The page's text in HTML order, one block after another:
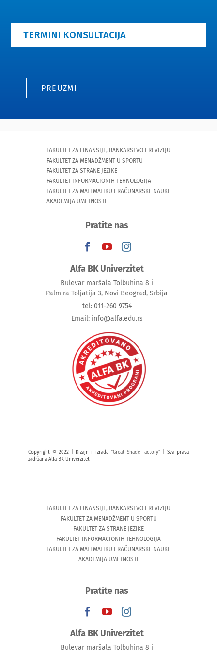
TERMINI KONSULTACIJA
PREUZMI
FAKULTET ZA FINANSIJE, BANKARSTVO I REVIZIJU
FAKULTET ZA MENADŽMENT U SPORTU
FAKULTET ZA STRANE JEZIKE
FAKULTET INFORMACIONIH TEHNOLOGIJA
FAKULTET ZA MATEMATIKU I RAČUNARSKE NAUKE
AKADEMIJA UMETNOSTI
Pratite nas
Alfa BK Univerzitet
Bulevar maršala Tolbuhina 8 i
Palmira Toljatija 3, Novi Beograd, Srbija
tel: 011-260 9754
Email: info@alfa.edu.rs
Copyright © 2022 | Dizajn i izrada “Great Shade Factory” | Sva prava
zadržana Alfa BK Univerzitet
FAKULTET ZA FINANSIJE, BANKARSTVO I REVIZIJU
FAKULTET ZA MENADŽMENT U SPORTU
FAKULTET ZA STRANE JEZIKE
FAKULTET INFORMACIONIH TEHNOLOGIJA
FAKULTET ZA MATEMATIKU I RAČUNARSKE NAUKE
AKADEMIJA UMETNOSTI
Pratite nas
Alfa BK Univerzitet
Bulevar maršala Tolbuhina 8 i